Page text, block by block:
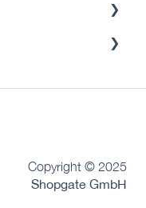
Copyright © 2025
Shopgate GmbH